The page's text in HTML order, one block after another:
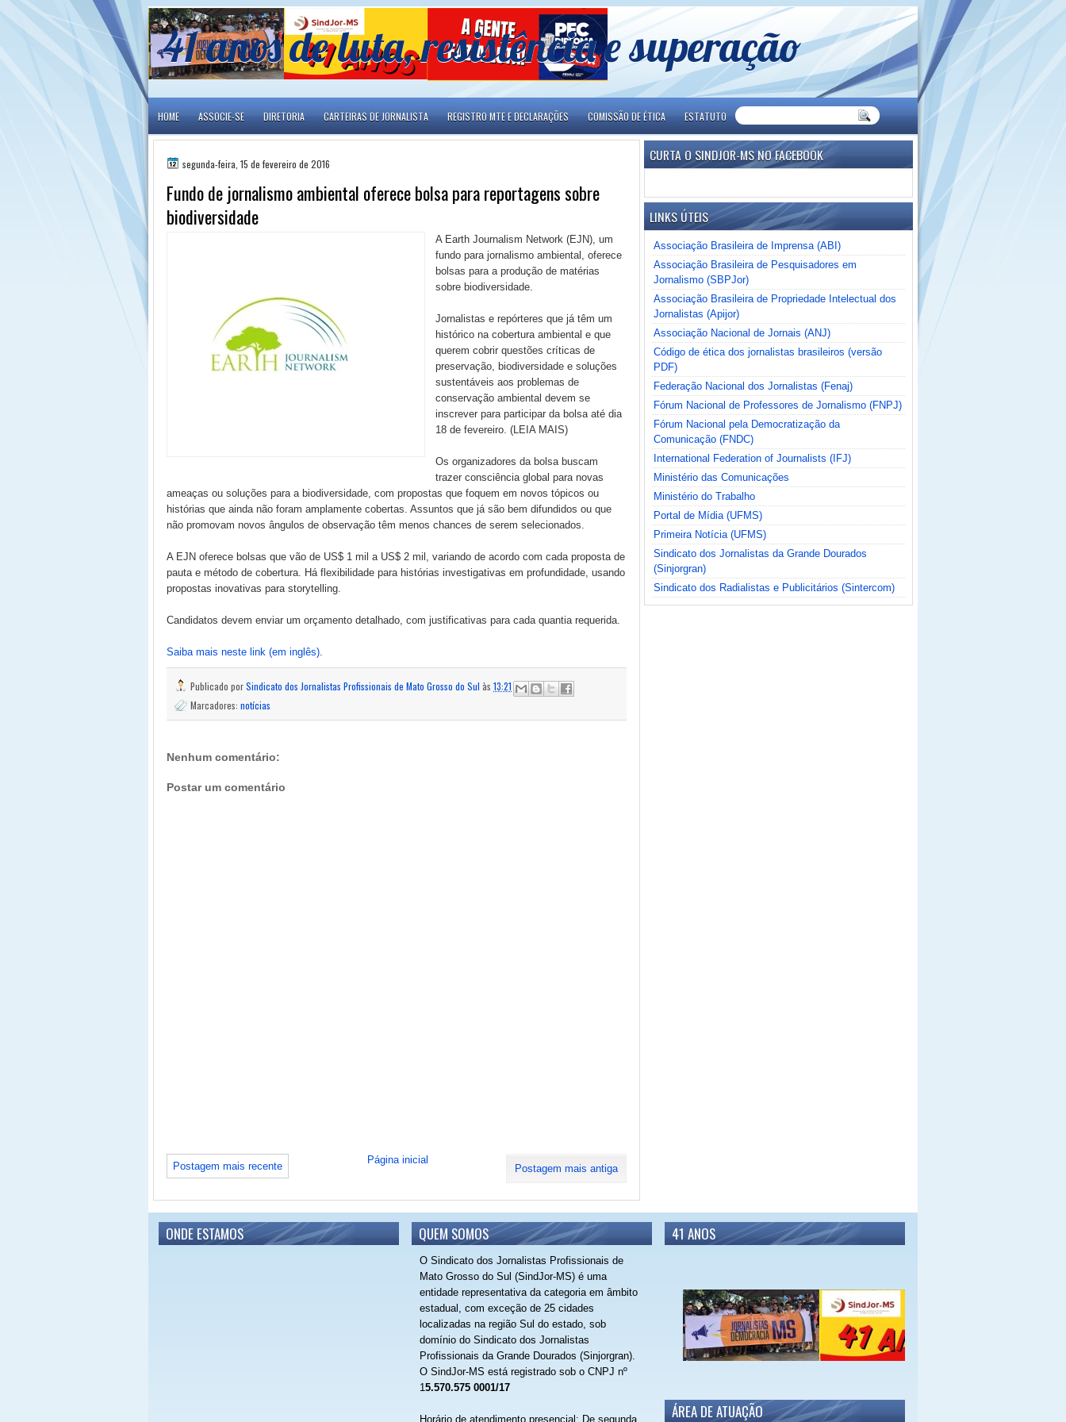
41 anos de luta, resistência e superação
HOME ASSOCIE-SE DIRETORIA CARTEIRAS DE JORNALISTA REGISTRO MTE E DECLARAÇÕES COMISSÃO DE ÉTICA ESTATUTO
segunda-feira, 15 de fevereiro de 2016
Fundo de jornalismo ambiental oferece bolsa para reportagens sobre
biodiversidade
A Earth Journalism Network (EJN), um
fundo para jornalismo ambiental, oferece
bolsas para a produção de matérias
sobre biodiversidade.
Jornalistas e repórteres que já têm um
histórico na cobertura ambiental e que
querem cobrir questões críticas de
preservação, biodiversidade e soluções
sustentáveis aos problemas de
conservação ambiental devem se
inscrever para participar da bolsa até dia
18 de fevereiro. (LEIA MAIS)
Os organizadores da bolsa buscam
trazer consciência global para novas
ameaças ou soluções para a biodiversidade, com propostas que foquem em novos tópicos ou
histórias que ainda não foram amplamente cobertas. Assuntos que já são bem difundidos ou que
não promovam novos ângulos de observação têm menos chances de serem selecionados.
A EJN oferece bolsas que vão de US$ 1 mil a US$ 2 mil, variando de acordo com cada proposta de
pauta e método de cobertura. Há flexibilidade para histórias investigativas em profundidade, usando
propostas inovativas para storytelling.
Candidatos devem enviar um orçamento detalhado, com justificativas para cada quantia requerida.
Saiba mais neste link (em inglês)
Publicado porSindicato dos Jornalistas Profissionais de Mato Grosso do Sul às 13:21
Marcadores: notícias
Nenhum comentário:
Postar um comentário
Postagem mais recente Postagem mais antiga
Página inicial
CURTA O SINDJOR-MS NO FACEBOOK
LINKS ÚTEIS
Associação Brasileira de Imprensa (ABI)
Associação Brasileira de Pesquisadores em
Jornalismo (SBPJor)
Associação Brasileira de Propriedade Intelectual dos
Jornalistas (Apijor)
Associação Nacional de Jornais (ANJ)
Código de ética dos jornalistas brasileiros (versão
PDF)
Federação Nacional dos Jornalistas (Fenaj)
Fórum Nacional de Professores de Jornalismo (FNPJ)
Fórum Nacional pela Democratização da
Comunicação (FNDC)
International Federation of Journalists (IFJ)
Ministério das Comunicações
Ministério do Trabalho
Portal de Mídia (UFMS)
Primeira Notícia (UFMS)
Sindicato dos Jornalistas da Grande Dourados
(Sinjorgran)
Sindicato dos Radialistas e Publicitários (Sintercom)
ONDE ESTAMOS QUEM SOMOS
O Sindicato dos Jornalistas Profissionais de
Mato Grosso do Sul (SindJor-MS) é uma
entidade representativa da categoria em âmbito
estadual, com exceção de 25 cidades
localizadas na região Sul do estado, sob
domínio do Sindicato dos Jornalistas
Profissionais da Grande Dourados (Sinjorgran).
O SindJor-MS está registrado sob o CNPJ nº
15.570.575 0001/17
Horário de atendimento presencial: De segunda
41 ANOS
ÁREA DE ATUAÇÃO